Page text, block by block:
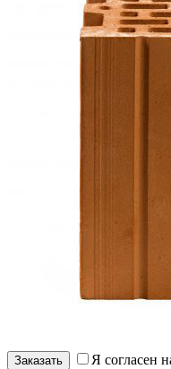
Заказать Я согласен